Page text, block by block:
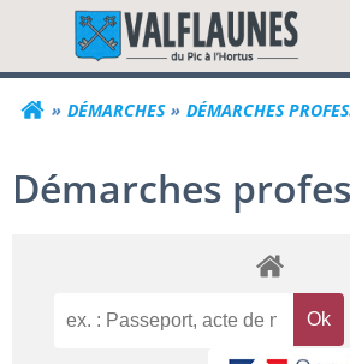
contenu
DÉMARCHES DÉMARCHES
Démarches